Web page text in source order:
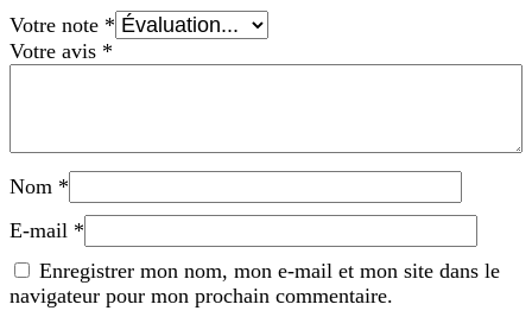
Votre note *
Votre avis *
Nom *
E-mail *
Enregistrer mon nom, mon e-mail et mon site dans le
navigateur pour mon prochain commentaire.